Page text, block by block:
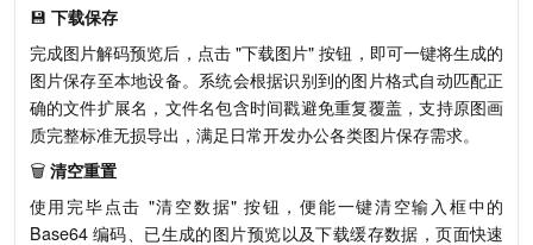
💾 下载保存
完成图片解码预览后，点击 "下载图片" 按钮，即可一键将生成的
图片保存至本地设备。系统会根据识别到的图片格式自动匹配正
确的文件扩展名，文件名包含时间戳避免重复覆盖，支持原图画
质完整标准无损导出，满足日常开发办公各类图片保存需求。
🗑️ 清空重置
使用完毕点击 "清空数据" 按钮，便能一键清空输入框中的
Base64 编码、已生成的图片预览以及下载缓存数据，页面快速